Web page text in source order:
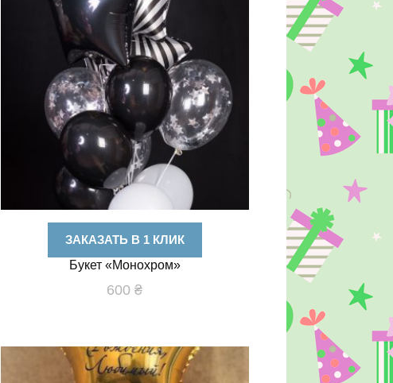
ЗАКАЗАТЬ В 1 КЛИК
Букет «Монохром»
600₴